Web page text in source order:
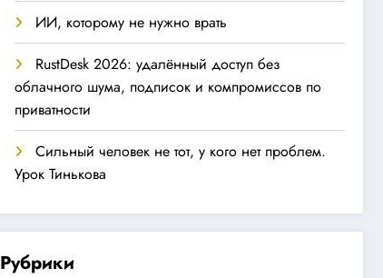
ИИ, которому не нужно врать
RustDesk 2026: удалённый доступ без
облачного шума, подписок и компромиссов по
приватности
Сильный человек не тот, у кого нет проблем.
Урок Тинькова
Рубрики